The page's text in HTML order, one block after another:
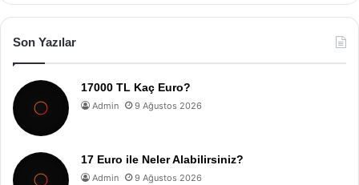
Son Yazılar
17000 TL Kaç Euro?
Admin 9 Ağustos 2026
17 Euro ile Neler Alabilirsiniz?
Admin 9 Ağustos 2026